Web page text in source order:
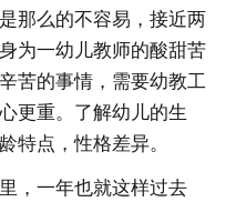
那么的不容易，接近两
为一幼儿教师的酸甜苦
苦的事情，需要幼教工
更重。了解幼儿的生
特点，性格差异。
，一年也就这样过去